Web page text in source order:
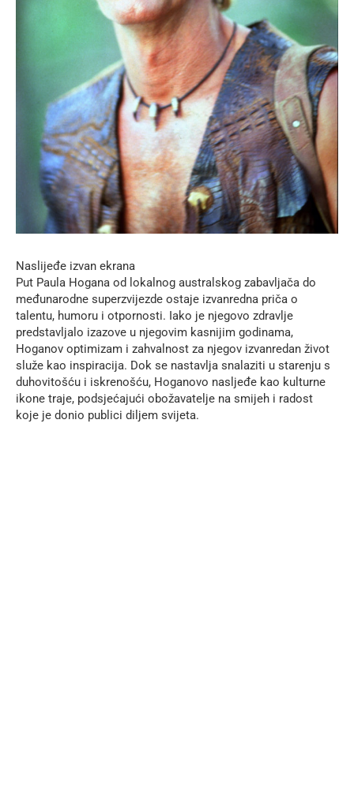
Naslijeđe izvan ekrana
Put Paula Hogana od lokalnog australskog zabavljača do
međunarodne superzvijezde ostaje izvanredna priča o
talentu, humoru i otpornosti. Iako je njegovo zdravlje
predstavljalo izazove u njegovim kasnijim godinama,
Hoganov optimizam i zahvalnost za njegov izvanredan život
služe kao inspiracija. Dok se nastavlja snalaziti u starenju s
duhovitošću i iskrenošću, Hoganovo nasljeđe kao kulturne
ikone traje, podsjećajući obožavatelje na smijeh i radost
koje je donio publici diljem svijeta.